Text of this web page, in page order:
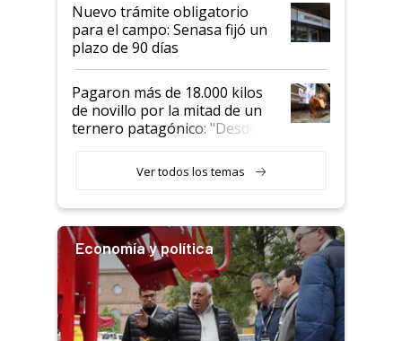
Nuevo trámite obligatorio
para el campo: Senasa fijó un
plazo de 90 días
Pagaron más de 18.000 kilos
de novillo por la mitad de un
ternero patagónico: "Desde
llamar la atención"
Ver todos los temas
Economía y política